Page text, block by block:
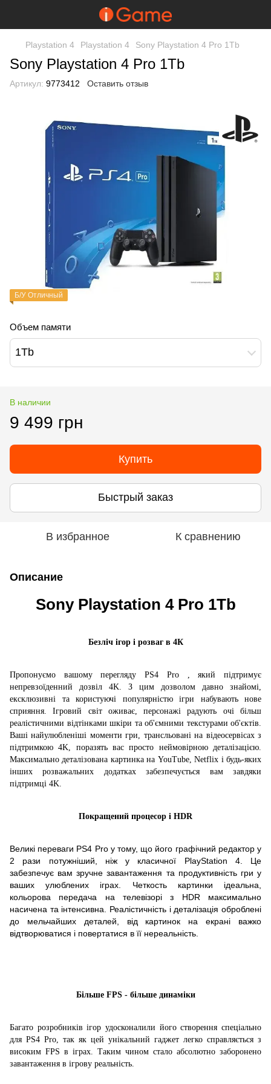
Playstation 4 Playstation 4 Sony Playstation 4 Pro 1Tb
Sony Playstation 4 Pro 1Tb
Артикул: 9773412 Оставить отзыв
Б/У Отличный
Объем памяти
1Tb
В наличии
9 499 грн
Купить
Быстрый заказ
В избранное К сравнению
Описание
Sony Playstation 4 Pro 1Tb
Безліч ігор і розваг в 4К
Пропонуємо вашому перегляду PS4 Pro ,який підтримує
непревзоїденний дозвіл 4K. З цим дозволом давно знайомі,
ексклюзивні та користуючі популярністю ігри набувають нове
сприяння.Ігровий світ оживає, персонажі радують очі більш
реалістичними відтінками шкіри та об'ємними текстурами об'єктів.
Ваші найулюбленіші моменти гри, трансльовані на відеосервісах з
підтримкою 4K, поразять вас просто неймовірною деталізацією.
Максимально деталізована картинка на YouTube, Netflix і будь-яких
інших розважальних додатках забезпечується вам завдяки
підтримці 4K.
Покращений процесор і HDR
Великі переваги PS4 Pro у тому, що його графічний редактор у
2 рази потужніший, ніж у класичної PlayStation 4. Це
забезпечує вам зручне завантаження та продуктивність гри у
ваших улюблених іграх. Четкость картинки ідеальна,
кольорова передача на телевізорі з HDR максимально
насичена та інтенсивна. Реалістичність і деталізація оброблені
до мельчайших деталей, від картинок на екрані важко
відтворюватися і повертатися в її нереальність.
Більше FPS - більше динаміки
Багато розробників ігор удосконалили його створення спеціально
для PS4 Pro, так як цей унікальний гаджет легко справляється з
високим FPS в іграх. Таким чином стало абсолютно заборонено
завантаження в ігрову реальність.